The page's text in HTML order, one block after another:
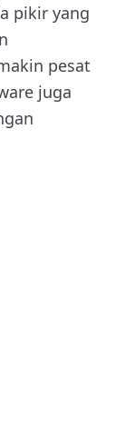
pikir yang
pesat
juga